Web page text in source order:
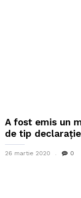
A fost emis un
de tip
26 martie 2020 0